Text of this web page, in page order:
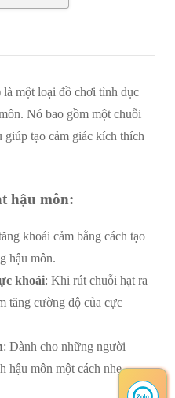
là một loại đồ chơi tình dục
Nó bao gồm một chuỗi
giúp tạo cảm giác kích thích
hậu môn:
khoái cảm bằng cách tạo
hậu môn.
khoái: Khi rút chuỗi hạt ra
tăng cường độ của cực
: Dành cho những người
hậu môn một cách nhẹ